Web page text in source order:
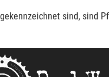
sind, sind